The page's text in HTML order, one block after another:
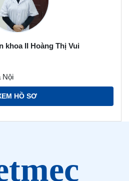
khoa II Hoàng Thị Vui
Nội
HỒ SƠ